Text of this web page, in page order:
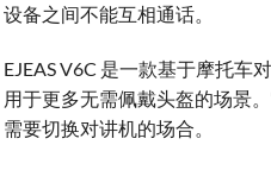
设备之间不能互相通话。
EJEAS V6C 是一款基于摩托车
用于更多无需佩戴头盔的场景
需要切换对讲机的场合。